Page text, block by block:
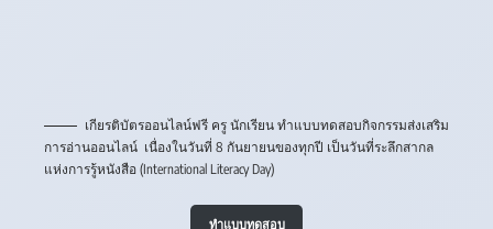
เกียรติบัตรออนไลน์ฟรี ครู นักเรียน ทำแบบทดสอบกิจกรรมส่งเสริม
การอ่านออนไลน์ เนื่องในวันที่ 8 กันยายนของทุกปี เป็นวันที่ระลึกสากล
แห่งการรู้หนังสือ (International Literacy Day)
ทำแบบทดสอบ